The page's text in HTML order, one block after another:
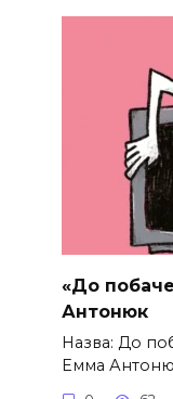
«До
Антонюк
Назва: До
Емма